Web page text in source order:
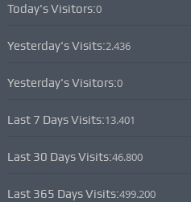
Today's Visitors:0
Yesterday's Visits:2.436
Yesterday's Visitors:0
Last 7 Days Visits:13.401
Last 30 Days Visits:46.800
Last 365 Days Visits:499.200